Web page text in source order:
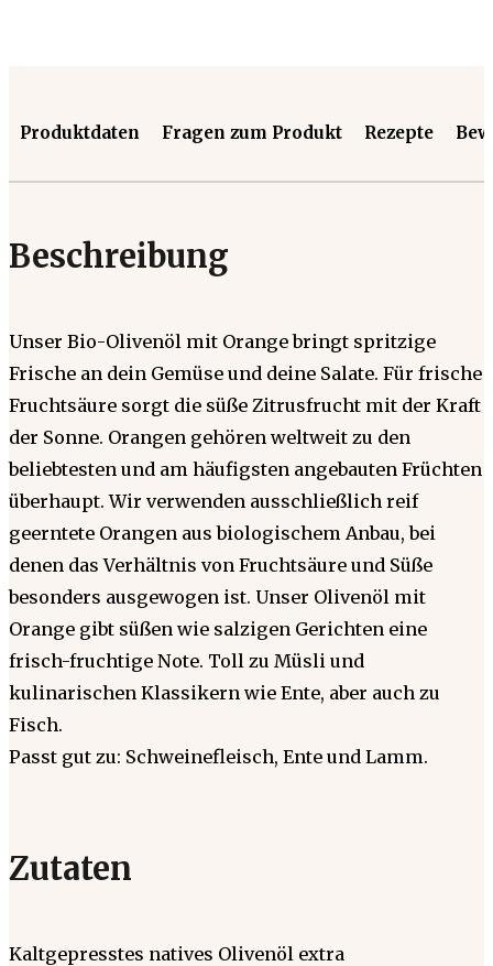
Produktdaten Fragen zum Produkt Rezepte
Beschreibung
Unser Bio-Olivenöl mit Orange bringt spritzige
Frische an dein Gemüse und deine Salate. Für frische
Fruchtsäure sorgt die süße Zitrusfrucht mit der Kraft
der Sonne. Orangen gehören weltweit zu den
beliebtesten und am häufigsten angebauten Früchten
überhaupt. Wir verwenden ausschließlich reif
geerntete Orangen aus biologischem Anbau, bei
denen das Verhältnis von Fruchtsäure und Süße
besonders ausgewogen ist. Unser Olivenöl mit
Orange gibt süßen wie salzigen Gerichten eine
frisch-fruchtige Note. Toll zu Müsli und
kulinarischen Klassikern wie Ente, aber auch zu
Fisch.
Passt gut zu: Schweinefleisch, Ente und Lamm.
Zutaten
Kaltgepresstes natives Olivenöl extra